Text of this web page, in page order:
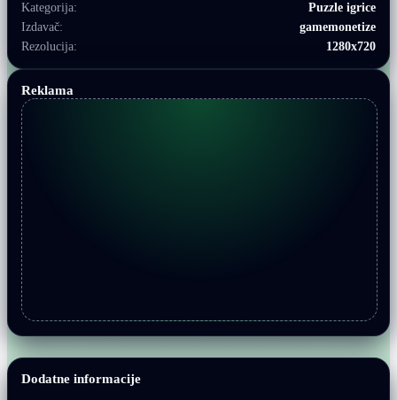
Dodatne informacije
Kategorija:
Puzzle igrice
Izdavač:
gamemonetize
Rezolucija:
1280x720
Reklama